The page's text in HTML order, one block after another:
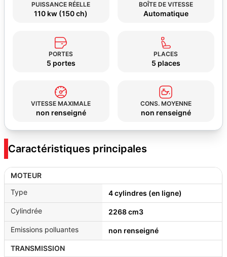
PUISSANCE RÉELLE
110 kw (150 ch)
BOÎTE DE VITESSE
Automatique
PORTES
5 portes
PLACES
5 places
VITESSE MAXIMALE
non renseigné
CONS. MOYENNE
non renseigné
Caractéristiques principales
MOTEUR
Type
4 cylindres (en ligne)
Cylindrée 2268 cm3
Emissions polluantes non renseigné
TRANSMISSION